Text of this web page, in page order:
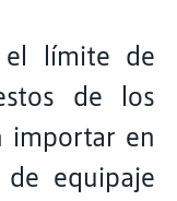
el límite de
de los
importar en
equipaje